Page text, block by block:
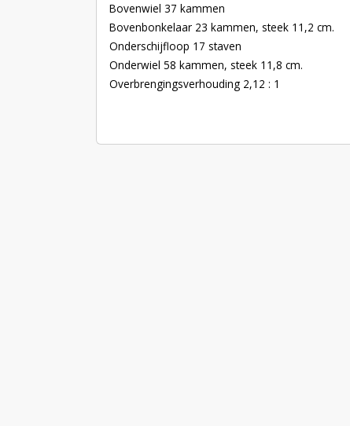
Bovenwiel 37 kammen
Bovenbonkelaar 23 kammen, steek 11,2 cm.
Onderschijfloop 17 staven
Onderwiel 58 kammen, steek 11,8 cm.
Overbrengingsverhouding 2,12 : 1